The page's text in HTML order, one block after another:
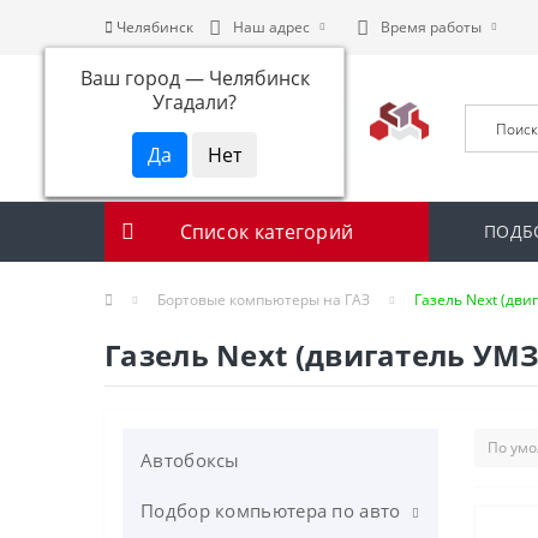
Челябинск
Ваш город — Челябинск
Угадали?
Наш адрес Время работы
Список категорий
Бортовые компьютеры на ГАЗ Газель Next
Газель Next (двигатель
Автобоксы
Подбор компьютера по авто